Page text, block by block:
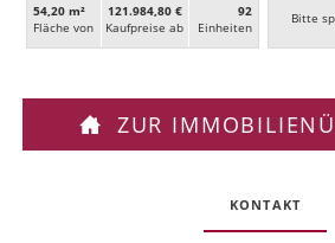
54,20 m²
Fläche von
121.984,80 €
Kaufpreise ab
92
Ein­heiten
Bitte
ZUR
KONTAKT